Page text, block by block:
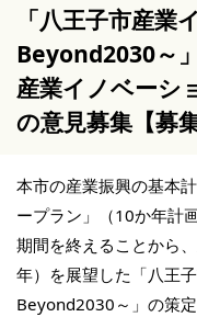
「八王子市産
Beyond2030～
産業イノベーシ
の意見募集【募
本市の産業振興の基本
ープラン」（10か年計
期間を終えることから
年）を展望した「八王
Beyond2030～」の策定